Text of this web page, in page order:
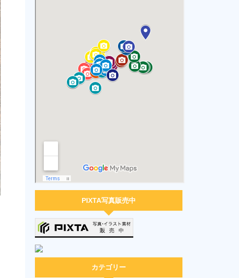
PIXTA写真販売中
カテゴリー